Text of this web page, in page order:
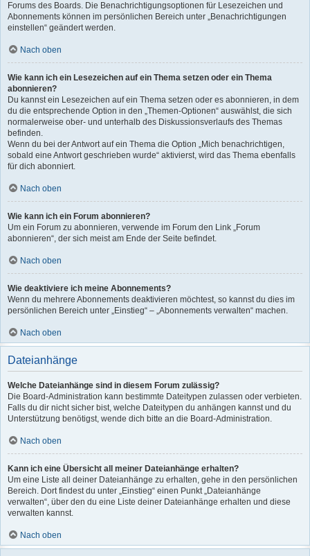
Forums des Boards. Die Benachrichtigungsoptionen für Lesezeichen und
Abonnements können im persönlichen Bereich unter „Benachrichtigungen
einstellen“ geändert werden.
Nach oben
Wie kann ich ein Lesezeichen auf ein Thema setzen oder ein Thema
abonnieren?
Du kannst ein Lesezeichen auf ein Thema setzen oder es abonnieren, in dem
du die entsprechende Option in den „Themen-Optionen“ auswählst, die sich
normalerweise ober- und unterhalb des Diskussionsverlaufs des Themas
befinden.
Wenn du bei der Antwort auf ein Thema die Option „Mich benachrichtigen,
sobald eine Antwort geschrieben wurde“ aktivierst, wird das Thema ebenfalls
für dich abonniert.
Nach oben
Wie kann ich ein Forum abonnieren?
Um ein Forum zu abonnieren, verwende im Forum den Link „Forum
abonnieren“, der sich meist am Ende der Seite befindet.
Nach oben
Wie deaktiviere ich meine Abonnements?
Wenn du mehrere Abonnements deaktivieren möchtest, so kannst du dies im
persönlichen Bereich unter „Einstieg“ – „Abonnements verwalten“ machen.
Nach oben
Dateianhänge
Welche Dateianhänge sind in diesem Forum zulässig?
Die Board-Administration kann bestimmte Dateitypen zulassen oder verbieten.
Falls du dir nicht sicher bist, welche Dateitypen du anhängen kannst und du
Unterstützung benötigst, wende dich bitte an die Board-Administration.
Nach oben
Kann ich eine Übersicht all meiner Dateianhänge erhalten?
Um eine Liste all deiner Dateianhänge zu erhalten, gehe in den persönlichen
Bereich. Dort findest du unter „Einstieg“ einen Punkt „Dateianhänge
verwalten“, über den du eine Liste deiner Dateianhänge erhalten und diese
verwalten kannst.
Nach oben